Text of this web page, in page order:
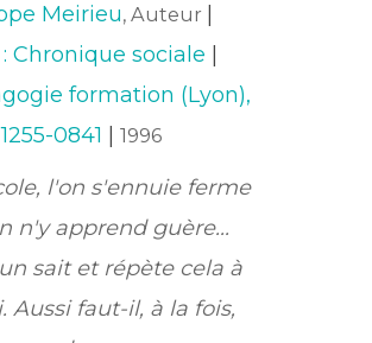
Meirieu, Auteur
Chronique sociale
formation (Lyon),
0841 |1996
l'on s'ennuie ferme
n'y apprend guère...
sait et répète cela à
Aussi faut-il, à la fois,